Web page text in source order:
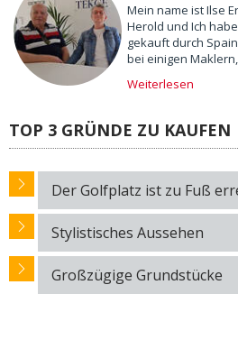
Mein name ist Ilse
Herold und Ich
gekauft durch
bei einigen
Weiterlesen
TOP 3 GRÜNDE ZU KAUFEN
Der Golfplatz ist zu Fuß
Stylistisches Aussehen
Großzügige Grundstücke